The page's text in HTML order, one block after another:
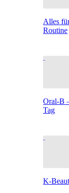
Alles
Routine
Oral-B
Tag
K-